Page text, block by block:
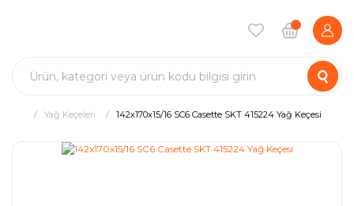
Yağ Keçeleri 142x170x15/16 SC6 Casette SKT 415224 Yağ Keçesi